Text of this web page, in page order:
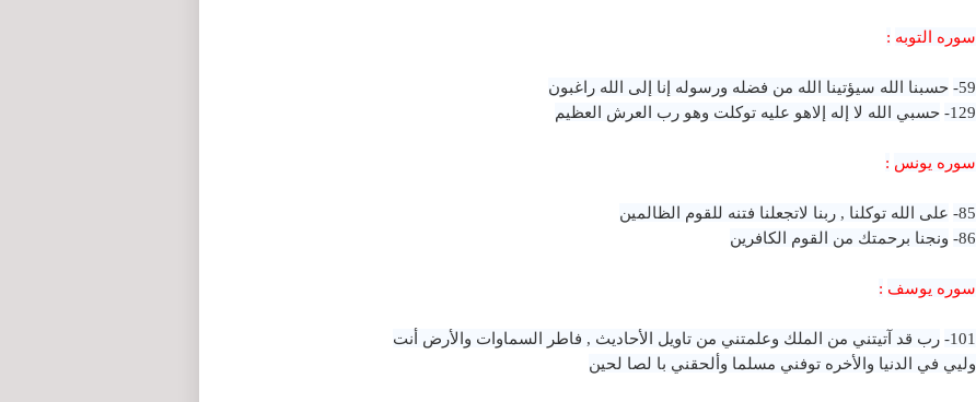
سوره التوبه :
59-
حسبنا الله سيؤتينا الله من فضله ورسوله إنا إلى الله راغبون
129-
حسبي الله لا إله إلاهو عليه توكلت وهو رب العرش العظيم
سوره يونس :
85- على الله توكلنا , ربنا لاتجعلنا فتنه للقوم الظالمين
86- ونجنا برحمتك من القوم الكافرين
سوره يوسف :
101- رب قد آتيتني من الملك وعلمتني من تاويل الأحاديث , فاطر السماوات والأرض أنت
وليي في الدنيا والأخره توفني مسلما وألحقني با لصا لحين